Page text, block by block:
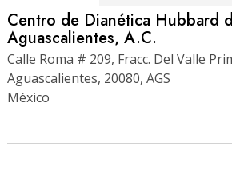
Centro de Dianética Hubbard
Aguascalientes, A.C.
Calle Roma # 209, Fracc. Del Valle
Aguascalientes, 20080, AGS
México